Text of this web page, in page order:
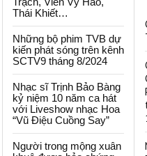
Thái Khiết…
Những bộ phim TVB dự
kiến phát sóng trên kênh
SCTV9 tháng 8/2024
Nhạc sĩ Trịnh Bảo Bàng
kỷ niệm 10 năm ca hát
với Liveshow nhạc Hoa
“Vũ Điệu Cuồng Say”
Người trong mộng xuân